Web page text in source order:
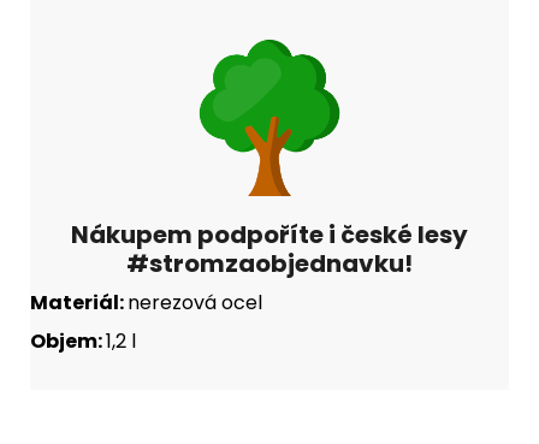
Nákupem podpoříte i české lesy
#stromzaobjednavku!
Materiál:nerezová ocel
Objem:1,2 l